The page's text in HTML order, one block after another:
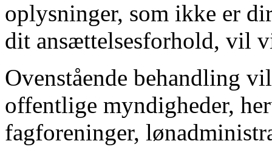
oplysninger, som ikke er
dit ansættelsesforhold, vil
Ovenstående behandling
offentlige myndigheder,
fagforeninger,